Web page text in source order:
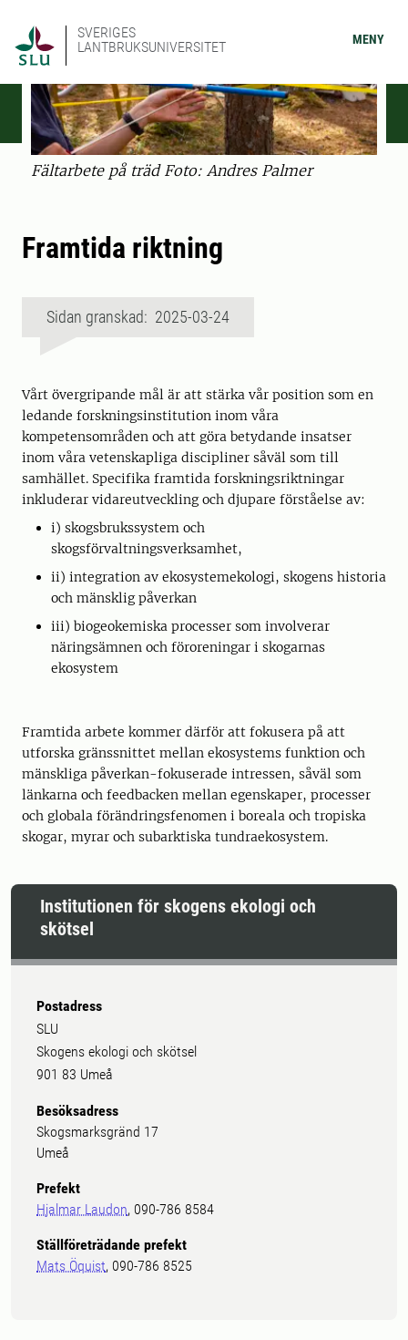
SVERIGES
LANTBRUKSUNIVERSITET
MENY
Fältarbete på träd Foto: Andres Palmer
Framtida riktning
Sidan granskad: 2025-03-24
Vårt övergripande mål är att stärka vår position som en
ledande forskningsinstitution inom våra
kompetensområden och att göra betydande insatser
inom våra vetenskapliga discipliner såväl som till
samhället. Specifika framtida forskningsriktningar
inkluderar vidareutveckling och djupare förståelse av:
i) skogsbrukssystem och
skogsförvaltningsverksamhet,
ii) integration av ekosystemekologi, skogens historia
och mänsklig påverkan
iii) biogeokemiska processer som involverar
näringsämnen och föroreningar i skogarnas
ekosystem
Framtida arbete kommer därför att fokusera på att
utforska gränssnittet mellan ekosystems funktion och
mänskliga påverkan-fokuserade intressen, såväl som
länkarna och feedbacken mellan egenskaper, processer
och globala förändringsfenomen i boreala och tropiska
skogar, myrar och subarktiska tundraekosystem.
Institutionen för skogens ekologi och
skötsel
Postadress
SLU
Skogens ekologi och skötsel
901 83 Umeå
Besöksadress
Skogsmarksgränd 17
Umeå
Prefekt
Hjalmar Laudon, 090-786 8584
Ställföreträdande prefekt
Mats Öquist, 090-786 8525